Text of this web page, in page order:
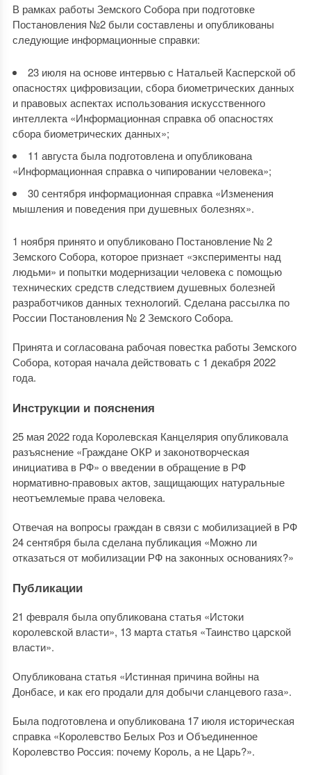
В рамках работы Земского Собора при подготовке
Постановления №2 были составлены и опубликованы
следующие информационные справки:
23 июля на основе интервью с Натальей Касперской об
опасностях цифровизации, сбора биометрических данных
и правовых аспектах использования искусственного
интеллекта «Информационная справка об опасностях
сбора биометрических данных»;
11 августа была подготовлена и опубликована
«Информационная справка о чипировании человека»;
30 сентября информационная справка «Изменения
мышления и поведения при душевных болезнях».
1 ноября принято и опубликовано Постановление № 2
Земского Собора, которое признает «эксперименты над
людьми» и попытки модернизации человека с помощью
технических средств следствием душевных болезней
разработчиков данных технологий. Сделана рассылка по
России Постановления № 2 Земского Собора.
Принята и согласована рабочая повестка работы Земского
Собора, которая начала действовать с 1 декабря 2022
года.
Инструкции и пояснения
25 мая 2022 года Королевская Канцелярия опубликовала
разъяснение «Граждане ОКР и законотворческая
инициатива в РФ» о введении в обращение в РФ
нормативно-правовых актов, защищающих натуральные
неотъемлемые права человека.
Отвечая на вопросы граждан в связи с мобилизацией в РФ
24 сентября была сделана публикация «Можно ли
отказаться от мобилизации РФ на законных основаниях?»
Публикации
21 февраля была опубликована статья «Истоки
королевской власти», 13 марта статья «Таинство царской
власти».
Опубликована статья «Истинная причина войны на
Донбасе, и как его продали для добычи сланцевого газа».
Была подготовлена и опубликована 17 июля историческая
справка «Королевство Белых Роз и Объединенное
Королевство Россия: почему Король, а не Царь?».